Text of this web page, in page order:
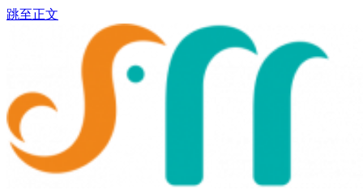
跳至正文